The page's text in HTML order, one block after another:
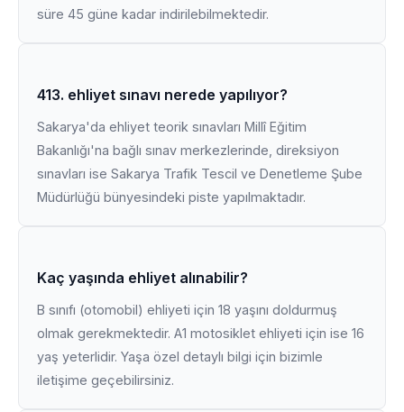
süre 45 güne kadar indirilebilmektedir.
413. ehliyet sınavı nerede yapılıyor?
Sakarya'da ehliyet teorik sınavları Millî Eğitim
Bakanlığı'na bağlı sınav merkezlerinde, direksiyon
sınavları ise Sakarya Trafik Tescil ve Denetleme Şube
Müdürlüğü bünyesindeki piste yapılmaktadır.
Kaç yaşında ehliyet alınabilir?
B sınıfı (otomobil) ehliyeti için 18 yaşını doldurmuş
olmak gerekmektedir. A1 motosiklet ehliyeti için ise 16
yaş yeterlidir. Yaşa özel detaylı bilgi için bizimle
iletişime geçebilirsiniz.